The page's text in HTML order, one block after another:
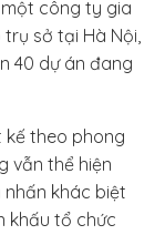
công ty gia
sở tại Hà Nội,
40 dự án đang
kế theo phong
vẫn thể hiện
khác biệt
khấu tổ chức